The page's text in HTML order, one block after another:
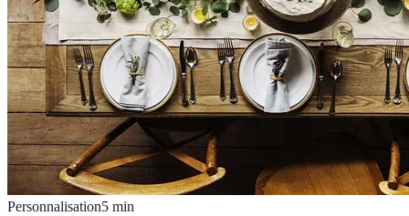
Personnalisation5 min